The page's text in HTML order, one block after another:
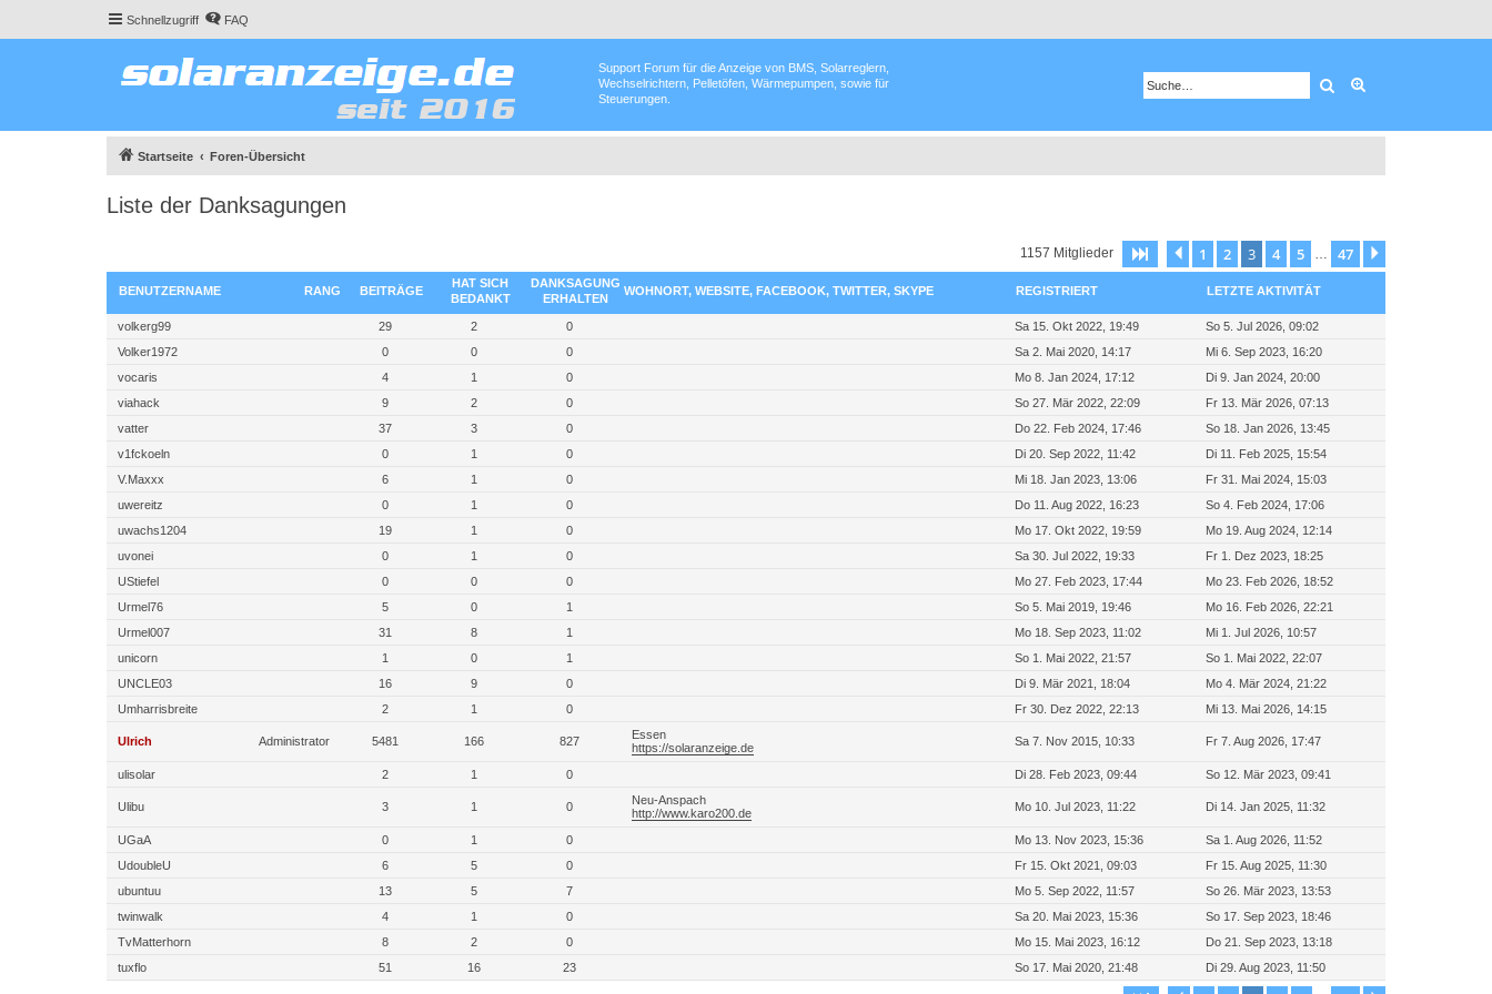
Schnellzugriff FAQ
Support Forum für die Anzeige von BMS, Solarreglern,
Wechselrichtern, Pelletöfen, Wärmepumpen, sowie für
Steuerungen.
Suche
Startseite Foren-Übersicht
Liste der Danksagungen
1157 Mitglieder Seite von47
Vorherige
1 2 3 4 5 47
RANG
BENUTZERNAME BEITRÄGE
HAT SICH
BEDANKT
DANKSAGUNG
ERHALTEN
WOHNORT, WEBSITE, FACEBOOK, TWITTER, SKYPE REGISTRIERT LETZTE AKTIVITÄT
volkerg99 29 2 0 Sa 15. Okt 2022, 19:49
So 5. Jul 2026, 09:02
Volker1972
0 0 0 Sa 2. Mai 2020, 14:17
Mi 6. Sep 2023, 16:20
vocaris
4 1 0 Mo 8. Jan 2024, 17:12
Di 9. Jan 2024, 20:00
viahack
9 2 0 So 27. Mär 2022, 22:09
Fr 13. Mär 2026, 07:13
vatter
37 3 0 Do 22. Feb 2024, 17:46
So 18. Jan 2026, 13:45
v1fckoeln
0 1 0 Di 20. Sep 2022, 11:42
Di 11. Feb 2025, 15:54
V.Maxxx
6 1 0 Mi 18. Jan 2023, 13:06
Fr 31. Mai 2024, 15:03
uwereitz
0 1 0 Do 11. Aug 2022, 16:23
So 4. Feb 2024, 17:06
uwachs1204
19 1 0 Mo 17. Okt 2022, 19:59
Mo 19. Aug 2024, 12:14
uvonei
0 1 0 Sa 30. Jul 2022, 19:33
Fr 1. Dez 2023, 18:25
UStiefel
0 0 0 Mo 27. Feb 2023, 17:44
Mo 23. Feb 2026, 18:52
Urmel76
5 0 1 So 5. Mai 2019, 19:46
Mo 16. Feb 2026, 22:21
Urmel007
31 8 1 Mo 18. Sep 2023, 11:02
Mi 1. Jul 2026, 10:57
unicorn
1 0 1 So 1. Mai 2022, 21:57
So 1. Mai 2022, 22:07
UNCLE03
16 9 0 Di 9. Mär 2021, 18:04
Mo 4. Mär 2024, 21:22
Umharrisbreite
2 1 0 Fr 30. Dez 2022, 22:13 Mi 13. Mai 2026, 14:15
Administrator
Ulrich 5481 166 827
Essen
https://solaranzeige.de
Sa 7. Nov 2015, 10:33 Fr 7. Aug 2026, 17:47
ulisolar 2 1 0 Di 28. Feb 2023, 09:44 So 12. Mär 2023, 09:41
Ulibu 3 1 0
Neu-Anspach
http://www.karo200.de
Mo 10. Jul 2023, 11:22 Di 14. Jan 2025, 11:32
UGaA 0 1 0 Mo 13. Nov 2023, 15:36
Sa 1. Aug 2026, 11:52
UdoubleU
6 5 0 Fr 15. Okt 2021, 09:03
Fr 15. Aug 2025, 11:30
ubuntuu
13 5 7 Mo 5. Sep 2022, 11:57
So 26. Mär 2023, 13:53
twinwalk
4 1 0 Sa 20. Mai 2023, 15:36
So 17. Sep 2023, 18:46
TvMatterhorn
8 2 0 Mo 15. Mai 2023, 16:12
Do 21. Sep 2023, 13:18
tuxflo
51 16 23 So 17. Mai 2020, 21:48 Di 29. Aug 2023, 11:50